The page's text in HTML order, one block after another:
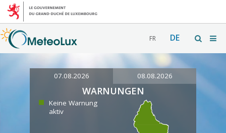
FR DE
07.08.2026 08.08.2026
WARNUNGEN
Keine Warnung
aktiv